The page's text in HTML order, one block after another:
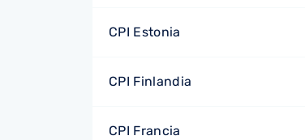
CPI Estonia
CPI Finlandia
CPI Francia